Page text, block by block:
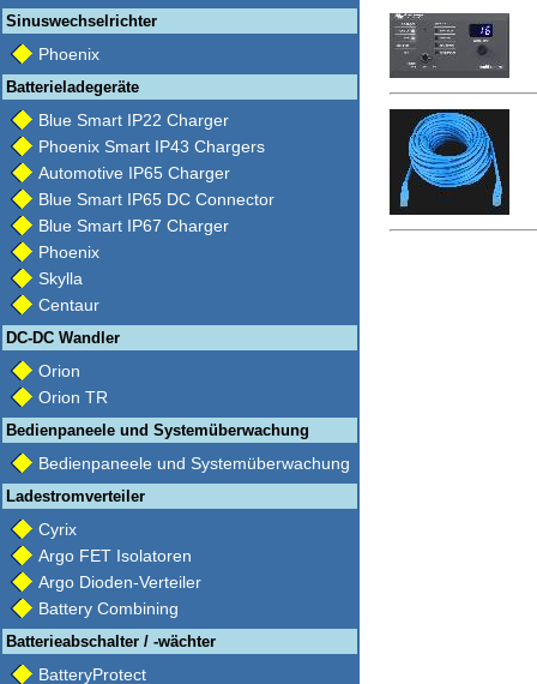
Sinuswechselrichter
Phoenix
Batterieladegeräte
Blue Smart IP22 Charger
Phoenix Smart IP43 Chargers
Automotive IP65 Charger
Blue Smart IP65 DC Connector
Blue Smart IP67 Charger
Phoenix
Skylla
Centaur
DC-DC Wandler
Orion
Orion TR
Bedienpaneele und Systemüberwachung
Bedienpaneele und Systemüberwachung
Ladestromverteiler
Cyrix
Argo FET Isolatoren
Argo Dioden-Verteiler
Battery Combining
Batterieabschalter / -wächter
BatteryProtect